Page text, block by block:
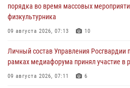
порядка во время массовых
физкультурника
09 августа 2026, 07:13 10
Личный состав Управления Росгвардии
рамках медиафорума принял участие в
09 августа 2026, 07:11 6